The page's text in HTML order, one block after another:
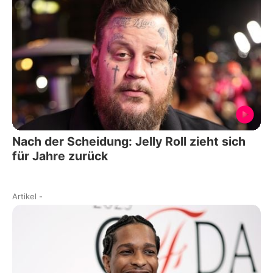
Nach der Scheidung: Jelly Roll zieht sich
für Jahre zurück
Artikel -